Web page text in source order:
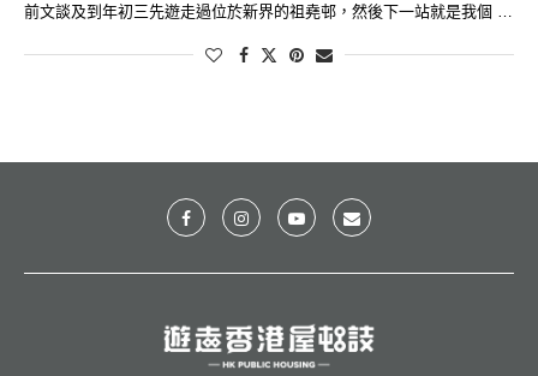
前文談及到年初三先遊走過位於新界的祖堯邨，然後下一站就是我個 …